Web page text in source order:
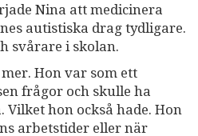
Nina att medicinera
autistiska drag tydligare.
svårare i skolan.
Hon var som ett
frågor och skulle ha
hon också hade. Hon
arbetstider eller när